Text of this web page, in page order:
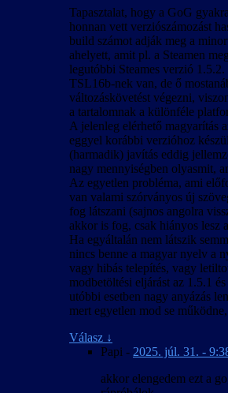
Tapasztalat, hogy a GoG
honnan vett verziószámozást
build számot adják meg a
ahelyett, amit pl. a Steamen
legutóbbi Steames verzió
TSL16b-nek van, de ő
változáskövetést végezni,
a tartalomnak a különféle
A jelenleg elérhető magyarítás
eggyel korábbi verzióhoz
(harmadik) javítás eddig
nagy mennyiségben olyasmit,
Az egyetlen probléma, ami
van valami szórványos új
fog látszani (sajnos angolra
akkor is fog, csak hiányos lesz
Ha egyáltalán nem látszik
nincs benne a magyar nyelv a
vagy hibás telepítés, vagy
modbetöltési eljárást az 1.5.1
utóbbi esetben nagy anyázás
mert egyetlen mod se
Válasz ↓
Papi - 2025. júl. 31. -
akkor elengedem ezt a